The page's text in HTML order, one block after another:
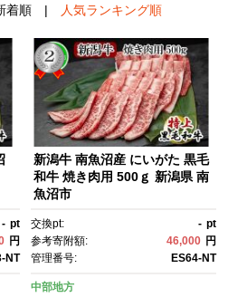
着順| 人気ランキング順
- pt
円
NT
新潟牛 南魚沼産 にいがた 黒毛
和牛 焼き肉用 500ｇ 新潟県 南
魚沼市
交換pt: - pt
参考寄附額:
46,000 円
管理番号:
ES64-NT
中部地方